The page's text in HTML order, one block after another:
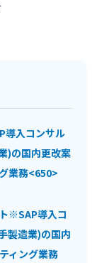
導入コンサル
)の国内更改案
業務<650>
※SAP導入コ
製造業)の国内
ィング業務